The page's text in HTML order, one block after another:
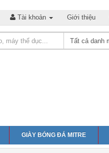
Tài khoản Giới thiệu
GIÀY BÓNG ĐÁ MITRE